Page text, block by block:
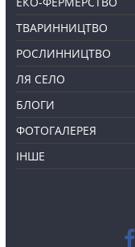
ТВАРИННИЦТВО
РОСЛИННИЦТВО
ЛЯ СЕЛО
БЛОГИ
ФОТОГАЛЕРЕЯ
ІНШЕ